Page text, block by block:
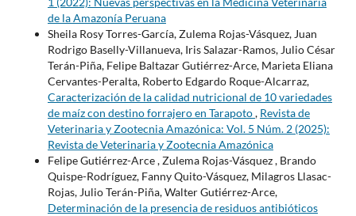
de la Amazonía Peruana
Sheila Rosy Torres-García, Zulema Rojas-Vásquez, Juan
Rodrigo Baselly-Villanueva, Iris Salazar-Ramos, Julio César
Terán-Piña, Felipe Baltazar Gutiérrez-Arce, Marieta Eliana
Cervantes-Peralta, Roberto Edgardo Roque-Alcarraz,
Caracterización de la calidad nutricional de 10 variedades
de maíz con destino forrajero en Tarapoto, Revista de
Veterinaria y Zootecnia Amazónica: Vol. 5 Núm. 2 (2025):
Revista de Veterinaria y Zootecnia Amazónica
Felipe Gutiérrez-Arce , Zulema Rojas-Vásquez , Brando
Quispe-Rodríguez, Fanny Quito-Vásquez, Milagros Llasac-
Rojas, Julio Terán-Piña, Walter Gutiérrez-Arce,
Determinación de la presencia de residuos antibióticos